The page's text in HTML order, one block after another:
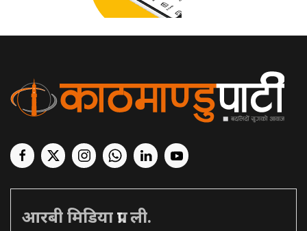
आरबी मिडिया प्रा. ली.